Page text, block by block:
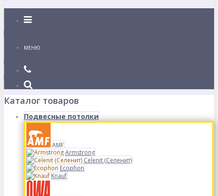
Каталог
МЕНЮ
Каталог товаров
Подвесные потолки
AMF
Armstrong
Celenit (Селенит)
Ecophon
Knauf